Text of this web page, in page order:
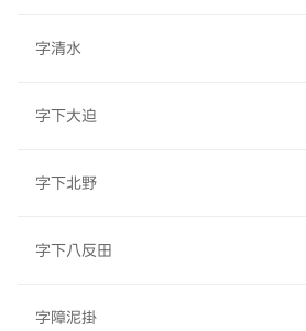
字清水
字下大迫
字下北野
字下八反田
字障泥掛